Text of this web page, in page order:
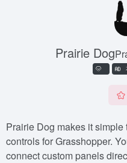
Prairie Dog
Prairie Dog makes it
controls for Grasshopper.
connect custom panels